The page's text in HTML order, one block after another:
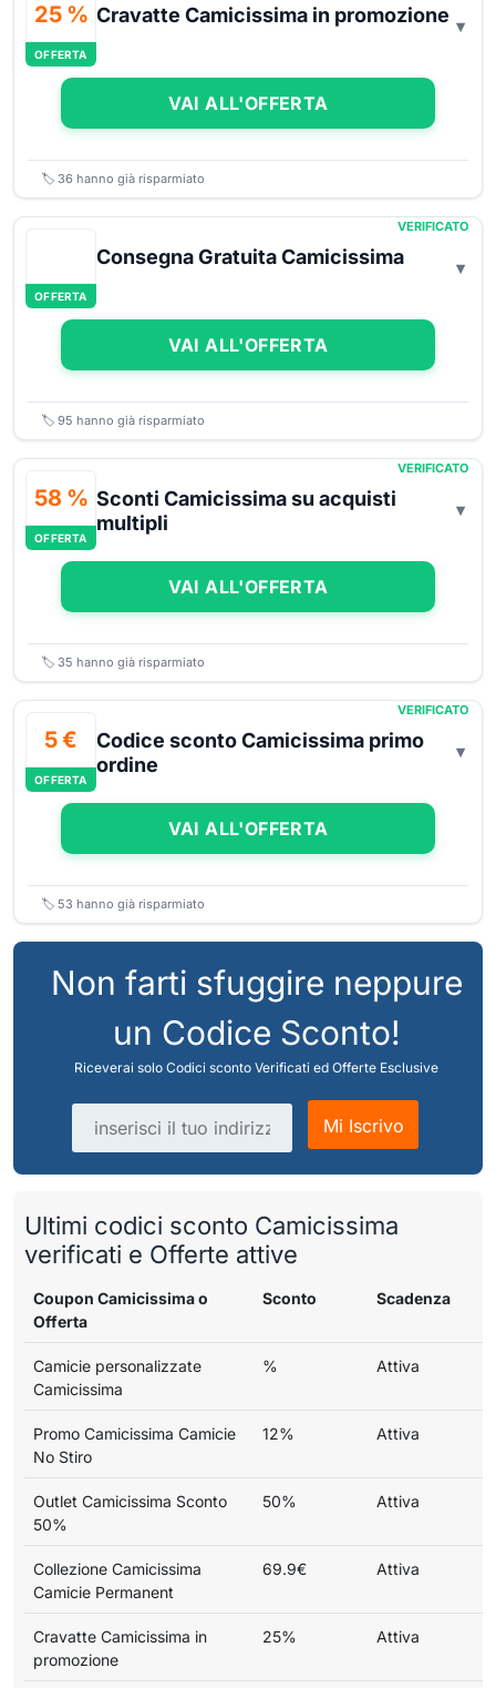
25 %
OFFERTA
Cravatte Camicissima in promozione
VAI ALL'OFFERTA
🏷️ 36 hanno già risparmiato
OFFERTA
VERIFICATO
Consegna Gratuita Camicissima
VAI ALL'OFFERTA
🏷️ 95 hanno già risparmiato
58 %
OFFERTA
VERIFICATO
Sconti Camicissima su acquisti
multipli
VAI ALL'OFFERTA
🏷️ 35 hanno già risparmiato
5 €
OFFERTA
VERIFICATO
Codice sconto Camicissima primo
ordine
VAI ALL'OFFERTA
🏷️ 53 hanno già risparmiato
Non farti sfuggire neppure
un Codice Sconto!
Riceverai solo Codici sconto Verificati ed Offerte Esclusive
Indirizzo email
Mi Iscrivo
Ultimi codici sconto Camicissima
verificati e Offerte attive
Coupon Camicissima o
Offerta
Sconto Scadenza
Camicie personalizzate
Camicissima
% Attiva
Promo Camicissima Camicie
No Stiro
12% Attiva
Outlet Camicissima Sconto
50%
50% Attiva
Collezione Camicissima
Camicie Permanent
69.9€ Attiva
Cravatte Camicissima in
promozione
25% Attiva